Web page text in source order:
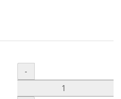
Menge
-